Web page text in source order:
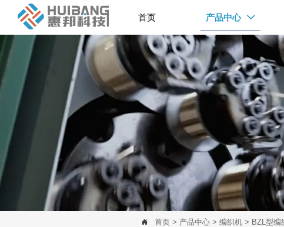
首页 产品中心 
 首页 > 产品中心 > 编织机 > BZL型编